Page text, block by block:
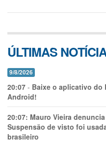
ÚLTIMAS
9/8/2026
20:07 - Baixe o aplicativo do
Android!
20:07: Mauro Vieira
Suspensão de visto foi
brasileiro